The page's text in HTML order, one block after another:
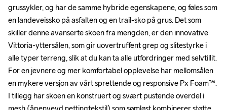
grussykler, og har de samme hybride egenskapene, og føles som
en landeveissko på asfalten og en trail-sko på grus. Det som
skiller denne avanserte skoen fra mengden, er den innovative
Vittoria-yttersålen, som gir uovertruffent grep og slitestyrke i
alle typer terreng, slik at du kan ta alle utfordringer med selvtillit.
For en jevnere og mer komfortabel opplevelse har mellomsålen
en mykere versjon av vårt sprettende og responsive Px Foam™.
I tillegg har skoen en konstruert og svært pustende overdel i
grussykler, og har de samme hybride egenskapene, og føles som
en landeveissko på asfalten og en trail-sko på grus. Det som
skiller denne avanserte skoen fra mengden, er den innovative
Vittoria-yttersålen, som gir uovertruffent grep og slitestyrke i
alle typer terreng, slik at du kan ta alle utfordringer med selvtillit.
For en jevnere og mer komfortabel opplevelse har mellomsålen
en mykere versjon av vårt sprettende og responsive Px Foam™.
I tillegg har skoen en konstruert og svært pustende overdel i